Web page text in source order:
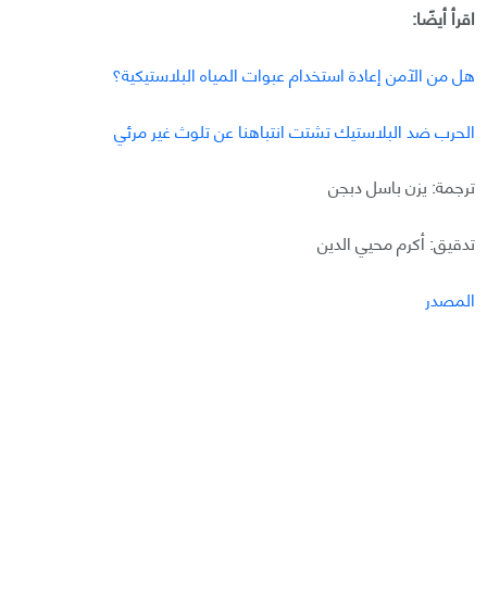
اقرأ أيضًا:
هل من الآمن إعادة استخدام عبوات المياه البلاستيكية؟
الحرب ضد البلاستيك تشتت انتباهنا عن تلوث غير مرئي
ترجمة: يزن باسل دبجن
تدقيق: أكرم محيي الدين
المصدر